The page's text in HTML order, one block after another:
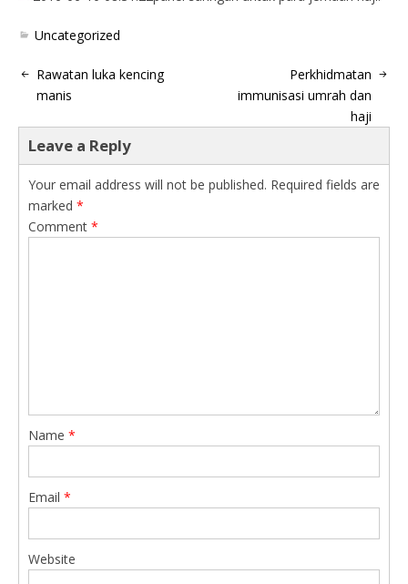
Uncategorized
Rawatan luka kencing
manis
Perkhidmatan
immunisasi umrah dan
haji
Leave a Reply
Your email address will not be published. Required fields are
marked *
Comment *
Name *
Email *
Website